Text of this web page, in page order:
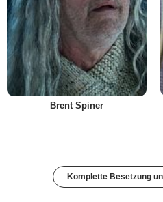
Brent Spiner
Komplette Besetzung